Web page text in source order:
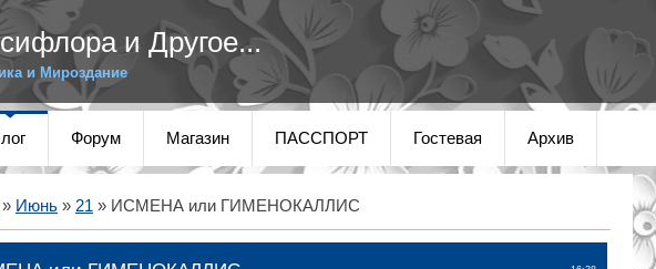
и Другое...
и Мироздание
Форум Магазин ПАССПОРТ Гостевая Архив
» Июнь » 21 » ИСМЕНА или ГИМЕНОКАЛЛИС